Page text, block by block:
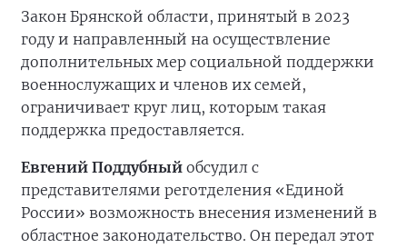
Закон Брянской области, принятый в 2023
году и направленный на осуществление
дополнительных мер социальной поддержки
военнослужащих и членов их семей,
ограничивает круг лиц, которым такая
поддержка предоставляется.
Евгений Поддубный обсудил с
представителями реготделения «Единой
России» возможность внесения изменений в
областное законодательство. Он передал этот